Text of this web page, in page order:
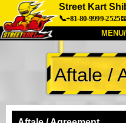
Street Kart
📞+81-80-9999-2525
Om
Virksomhed
Aftale /